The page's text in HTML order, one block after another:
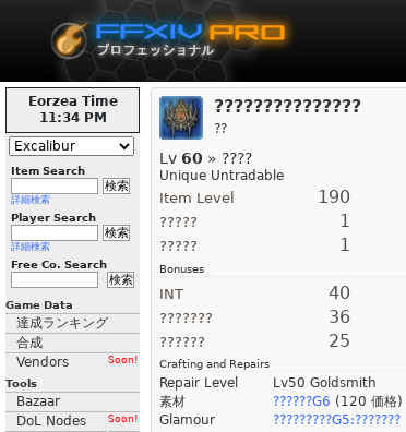
Eorzea Time
11:34 PM
Item Search
詳細検索
Player Search
詳細検索
Free Co. Search
Game Data
達成ランキング
合成
Vendors
Soon!
Tools
Bazaar
DoL Nodes
Soon!
???????????????
??
Lv 60 » ????
Unique Untradable
Item Level 190
????? 1
????? 1
Bonuses
INT 40
??????? 36
?????? 25
Crafting and Repairs
Repair Level
Lv50 Goldsmith
素材
??????G6 (120 価格)
Glamour
?????????G5:???????